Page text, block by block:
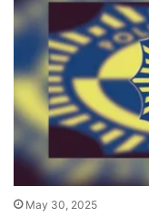
May 30, 2025